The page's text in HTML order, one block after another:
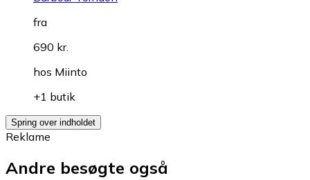
fra
690 kr.
hos Miinto
+1 butik
Spring over indholdet
Reklame
Andre besøgte også